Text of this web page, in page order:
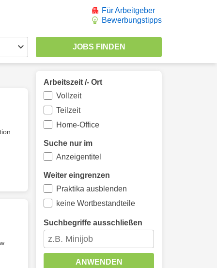
Für Arbeitgeber
Bewerbungstipps
Arbeitszeit /- Ort
Vollzeit
Teilzeit
Home-Office
Suche nur im
Anzeigentitel
Weiter eingrenzen
Praktika ausblenden
keine Wortbestandteile
Suchbegriffe ausschließen
ANWENDEN